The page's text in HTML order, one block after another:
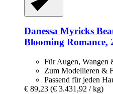
Danessa Myricks
Blooming Romance,
Für Augen, Wangen
Zum Modellieren &
Passend für jeden
€ 89,23 (€ 3.431,92 / kg)